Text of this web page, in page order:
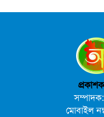
মোবাইল